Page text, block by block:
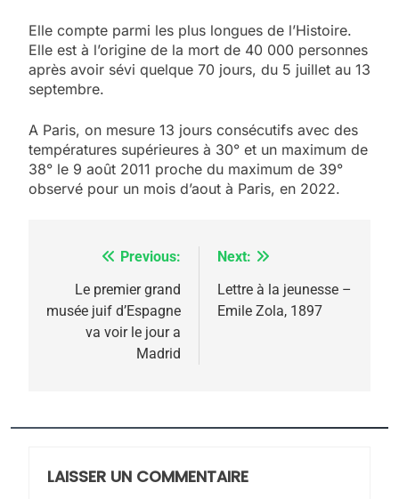
Elle compte parmi les plus longues de l’Histoire.
Elle est à l’origine de la mort de 40 000 personnes
après avoir sévi quelque 70 jours, du 5 juillet au 13
septembre.
A Paris, on mesure 13 jours consécutifs avec des
températures supérieures à 30° et un maximum de
38° le 9 août 2011 proche du maximum de 39°
observé pour un mois d’aout à Paris, en 2022.
Navigation
l’article
Previous:
Le premier grand
musée juif d’Espagne
va voir le jour a
Madrid
Next:
Lettre à la jeunesse –
Emile Zola, 1897
LAISSER UN COMMENTAIRE
5
2025, l’année la plus
meurtrière selon le
rapport d’ADL contre
FRANCE ISRAÉL
FIÈRE, DIGNE ET RÉSILIENTE :
POURQUOI JE REVENDIQUE
MA JUDAÏTE par Thérèse
Zrihen-Dvir
ISRAÉL JUDAISME
JUDAISME
8